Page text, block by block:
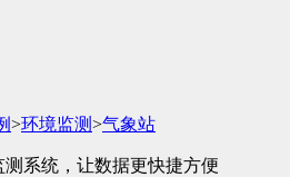
>环境监测>气象站
系统，让数据更快捷方便